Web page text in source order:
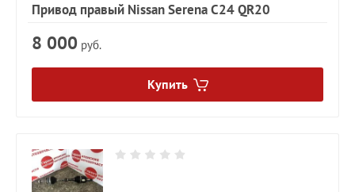
Привод правый Nissan Serena C24 QR20
8 000 руб.
Купить